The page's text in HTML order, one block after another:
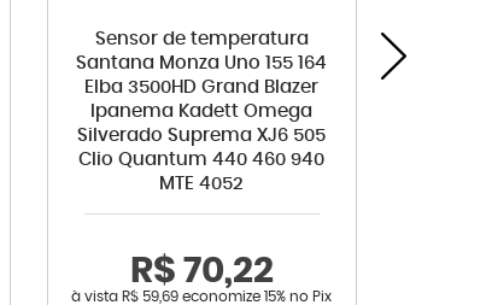
Sensor de temperatura
Santana Monza Uno 155 164
Elba 3500HD Grand Blazer
Ipanema Kadett Omega
Silverado Suprema XJ6 505
Clio Quantum 440 460 940
MTE 4052
R$ 70,22
à vista R$ 59,69 economize15% no Pix